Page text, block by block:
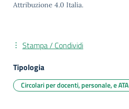
Attribuzione 4.0 Italia.
Stampa / Condividi
Tipologia
Circolari per docenti, personale, e ATA